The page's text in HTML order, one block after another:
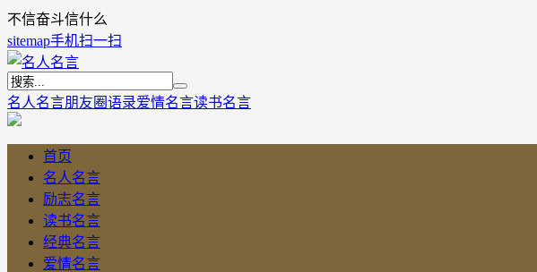
不信奋斗信什么
sitemap手机扫一扫
名人名言朋友圈语录爱情名言读书名言
首页
名人名言
励志名言
读书名言
经典名言
爱情名言